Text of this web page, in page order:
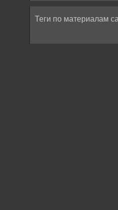
Теги по материалам